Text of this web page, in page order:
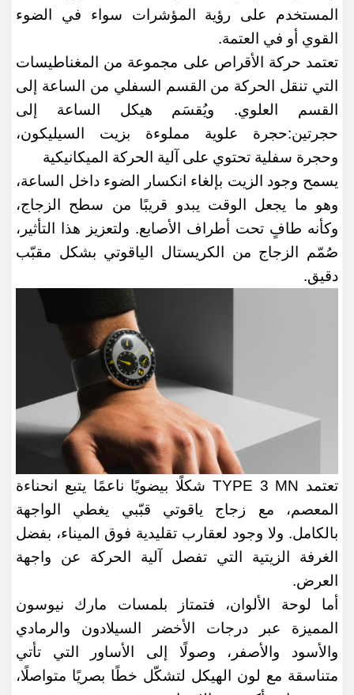
المستخدم على رؤية المؤشرات سواء في الضوء
القوي أو في العتمة.
تعتمد حركة الأقراص على مجموعة من المغناطيسات
التي تنقل الحركة من القسم السفلي من الساعة إلى
القسم العلوي. ويُقسَم هيكل الساعة إلى
حجرتين:حجرة علوية مملوءة بزيت السيليكون،
وحجرة سفلية تحتوي على آلية الحركة الميكانيكية
يسمح وجود الزيت بإلغاء انكسار الضوء داخل الساعة،
وهو ما يجعل الوقت يبدو قريبًا من سطح الزجاج،
وكأنه طافٍ تحت أطراف الأصابع. ولتعزيز هذا التأثير،
صُمّم الزجاج من الكريستال الياقوتي بشكل مقبّب
دقيق.
تعتمد TYPE 3 MN شكلًا بيضويًا ناعمًا يتبع انحناءة
المعصم، مع زجاج ياقوتي قبّبي يغطي الواجهة
بالكامل. ولا وجود لعقارب تقليدية فوق الميناء، بفضل
الغرفة الزيتية التي تفصل آلية الحركة عن واجهة
العرض.
أما لوحة الألوان، فتمتاز بلمسات مارك نيوسون
المميزة عبر درجات الأخضر السيلادون والرمادي
والأسود والأصفر، وصولًا إلى الأساور التي تأتي
متناسقة مع لون الهيكل لتشكّل خطًا بصريًا متواصلًا،